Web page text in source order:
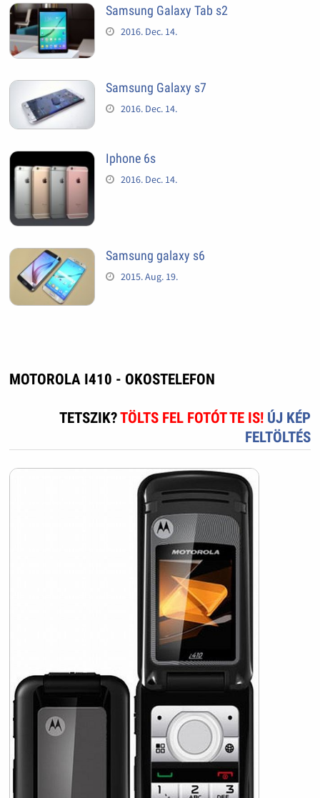
Samsung Galaxy Tab s2
2016. Dec. 14.
Samsung Galaxy s7
2016. Dec. 14.
Iphone 6s
2016. Dec. 14.
Samsung galaxy s6
2015. Aug. 19.
MOTOROLA I410 - OKOSTELEFON
TETSZIK?TÖLTS FEL FOTÓT TE IS! ÚJ KÉP
FELTÖLTÉS